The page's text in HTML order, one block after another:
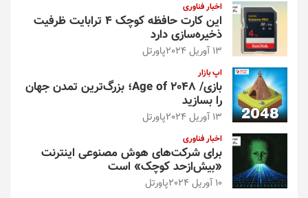
اخبار فناوری
این کارت حافظه کوچک ۴ ترابایت ظرفیت
ذخیره‌سازی دارد
13 آوریل 2024 پاورتل
اپ بازار
بازی/ Age of 2048؛ بزرگ‌ترین تمدن جهان
را بسازید
13 آوریل 2024 پاورتل
اخبار فناوری
برای شرکت‌های هوش مصنوعی اینترنت
«بیش‌از‌حد کوچک» است
10 آوریل 2024 پاورتل